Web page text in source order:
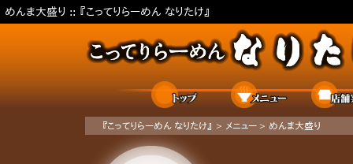
めんま大盛り :: 『こってりらーめん なりたけ』
ホーム メニュー
『こってりらーめん なりたけ』 > メニュー > めんま大盛り